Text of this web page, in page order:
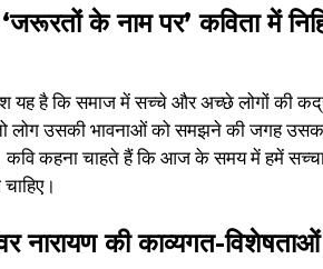
के नाम पर’ कविता में
यह है कि समाज में सच्चे और अच्छे लोगों की
लोग उसकी भावनाओं को समझने की जगह
कहना चाहते हैं कि आज के समय में हमें
नारायण की काव्यगत-